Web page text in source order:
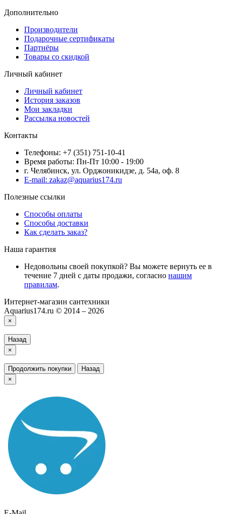
Дополнительно
Производители
Подарочные сертификаты
Партнёры
Товары со скидкой
Личный кабинет
Личный кабинет
История заказов
Мои закладки
Рассылка новостей
Контакты
Телефоны: +7 (351) 751-10-41
Время работы: Пн-Пт 10:00 - 19:00
г. Челябинск, ул. Орджоникидзе, д. 54а, оф. 8
E-mail: zakaz@aquarius174.ru
Полезные ссылки
Способы оплаты
Способы доставки
Как сделать заказ?
Наша гарантия
Недовольны своей покупкой? Вы можете вернуть ее в
течение 7 дней с даты продажи, согласно нашим
правилам.
Интернет-магазин сантехники
Aquarius174.ru © 2014 – 2026
×
Назад
×
Продолжить покупки
Назад
×